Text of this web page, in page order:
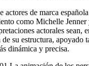
actores de marca
como Michelle
actorales sean,
su estructura, apoyado
dinámica y precisa.